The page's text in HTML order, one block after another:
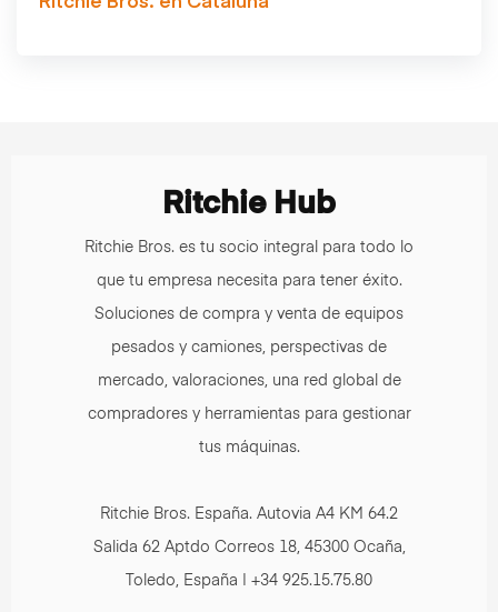
Ritchie Hub
Ritchie Bros. es tu socio integral para todo lo
que tu empresa necesita para tener éxito.
Soluciones de compra y venta de equipos
pesados y camiones, perspectivas de
mercado, valoraciones, una red global de
compradores y herramientas para gestionar
tus máquinas.
Ritchie Bros. España. Autovia A4 KM 64.2
Salida 62 Aptdo Correos 18, 45300 Ocaña,
Toledo, España | +34 925.15.75.80